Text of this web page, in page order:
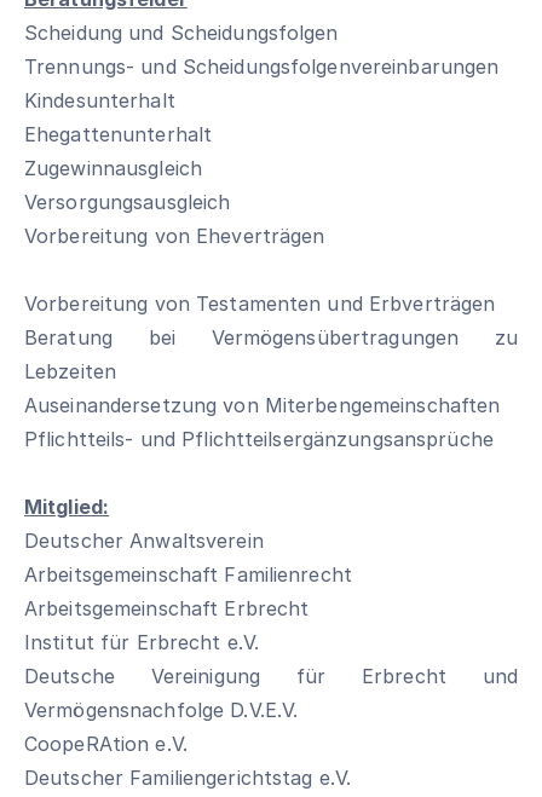
Scheidung und Scheidungsfolgen
Trennungs- und Scheidungsfolgenvereinbarungen
Kindesunterhalt
Ehegattenunterhalt
Zugewinnausgleich
Versorgungsausgleich
Vorbereitung von Eheverträgen
Vorbereitung von Testamenten und Erbverträgen
Beratung bei Vermögensübertragungen zu
Lebzeiten
Auseinandersetzung von Miterbengemeinschaften
Pflichtteils- und Pflichtteilsergänzungsansprüche
Mitglied:
Deutscher Anwaltsverein
Arbeitsgemeinschaft Familienrecht
Arbeitsgemeinschaft Erbrecht
Institut für Erbrecht e.V.
Deutsche Vereinigung für Erbrecht und
Vermögensnachfolge D.V.E.V.
CoopeRAtion e.V.
Deutscher Familiengerichtstag e.V.